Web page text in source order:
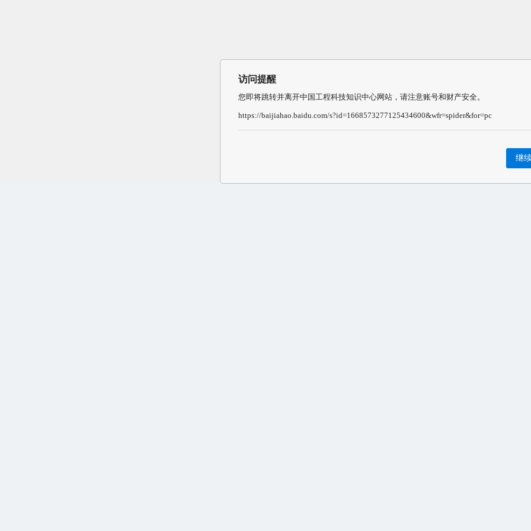
访问提醒
您即将跳转并离开中国工程科技知识中心网站，请注意账号和财产安全。
https://baijiahao.baidu.com/s?id=1668573277125434600&wfr=spider&for=pc
继